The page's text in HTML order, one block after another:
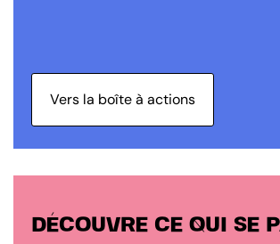
Vers la boîte à actions
DÉCOUVRE CE QUI SE